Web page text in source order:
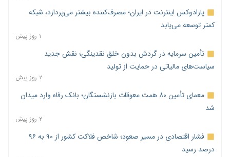
پارادوکس اینترنت در ایران؛ مصرف‌کننده بیشتر می‌پردازد، شبکه
کمتر توسعه می‌یابد
۱ روز پیش
تأمین سرمایه در گردش بدون خلق نقدینگی؛ نقش جدید
سیاست‌های مالیاتی در حمایت از تولید
۲ روز پیش
معمای تأمین ۸۰ همت معوقات بازنشستگان؛ بانک رفاه وارد میدان
شد
۲ روز پیش
فشار اقتصادی در مسیر صعود؛ شاخص فلاکت کشور از ۹۰ به ۹۶
درصد رسید